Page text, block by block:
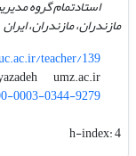
استادتمام گروه
مازندران، مازندران، ایران
teacher/139
m.yahyazadeh
umz.ac.ir
0003-0344-9279
h-index:4